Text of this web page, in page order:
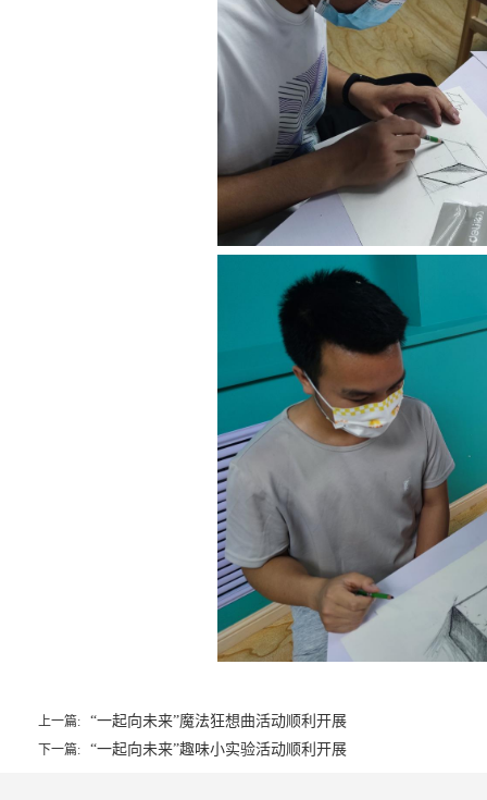
上一篇: “一起向未来”魔法狂想曲活动顺利开展
下一篇: “一起向未来”趣味小实验活动顺利开展